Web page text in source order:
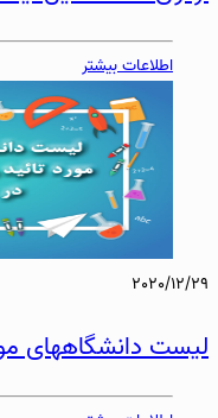
اطلاعات بیشتر
2020/12/29
لیست دانشگاههای